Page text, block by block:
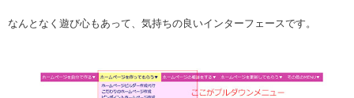
なんとなく遊び心もあって、気持ちの良いインターフェースです。